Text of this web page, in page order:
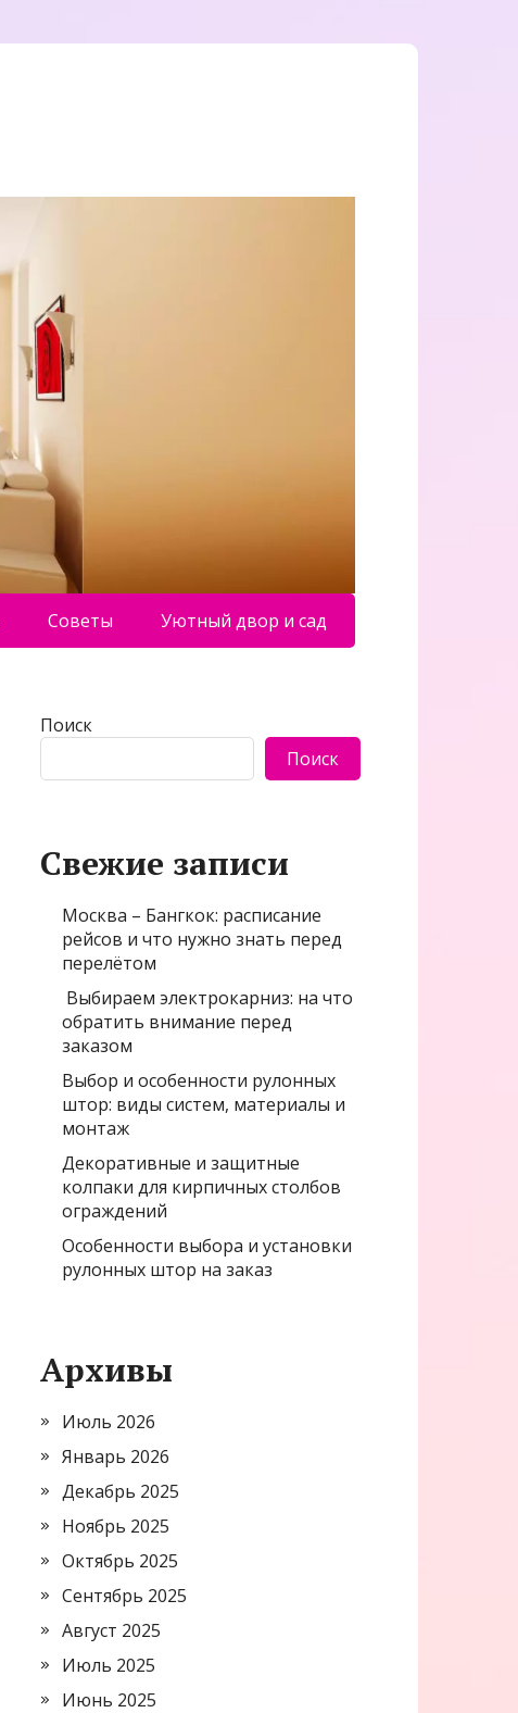
Советы Уютный двор и сад
Поиск
Поиск
Свежие записи
Москва – Бангкок: расписание
рейсов и что нужно знать перед
перелётом
Выбираем электрокарниз: на что
обратить внимание перед
заказом
Выбор и особенности рулонных
штор: виды систем, материалы и
монтаж
Декоративные и защитные
колпаки для кирпичных столбов
ограждений
Особенности выбора и установки
рулонных штор на заказ
Архивы
Июль 2026
Январь 2026
Декабрь 2025
Ноябрь 2025
Октябрь 2025
Сентябрь 2025
Август 2025
Июль 2025
Июнь 2025